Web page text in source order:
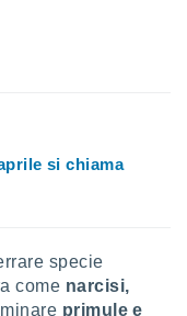
si chiama
specie
come narcisi,
primule e